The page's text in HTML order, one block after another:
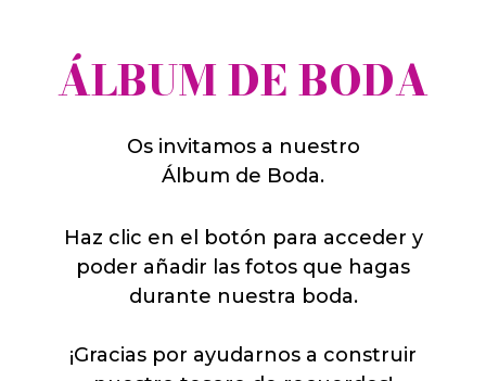
ÁLBUM DE BODA
Os invitamos a nuestro
Álbum de Boda.
Haz clic en el botón para acceder y
poder añadir las fotos que hagas
durante nuestra boda.
¡Gracias por ayudarnos a construir